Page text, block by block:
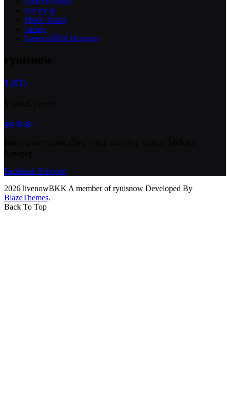
live recap
Music Radar
variety
livenowBKK blogspot
ริวรีวิว
gig & go
Facebook Nowpop
2026 livenowBKK A member of ryuisnow Developed By
BlazeThemes.
Back To Top